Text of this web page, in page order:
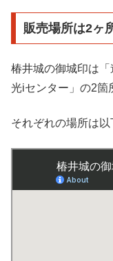
販売場所は2ヶ
椿井城の御城印は
光iセンター」の2箇
それぞれの場所は以